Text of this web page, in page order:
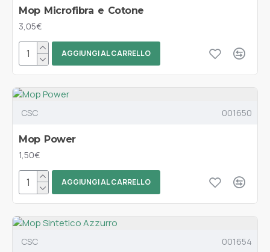
Mop Microfibra e Cotone
3,05€
AGGIUNGI AL CARRELLO
CSC 001650
Mop Power
1,50€
AGGIUNGI AL CARRELLO
CSC 001654